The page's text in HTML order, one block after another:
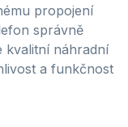
propojení
správně
kvalitní náhradní
a funkčnost